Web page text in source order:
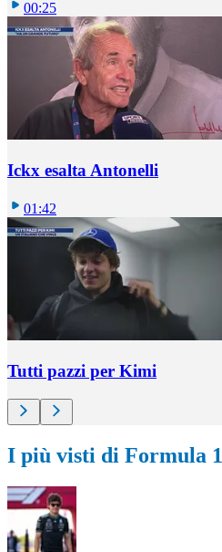
00:25
Ickx esalta Antonelli
01:42
Tutti pazzi per Kimi
I più visti di Formula 1